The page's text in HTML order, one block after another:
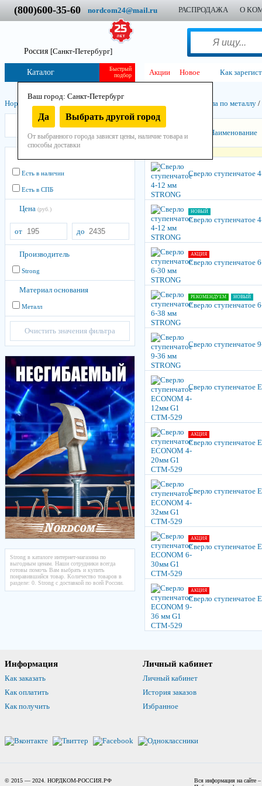
(800)600-35-60 nordcom24@mail.ru РАСПРОДАЖА О
Россия [Санкт-Петербург]
Ваш город: Санкт-Петербург
Да Выбрать другой город
От выбранного города зависят цены, наличие товара и
способы доставки
Быстрый
подбор
Каталог Акции Новое Как
Нордком Инструмент Остнастно-расходный Свёрла по металлу /
Strong
Есть в наличии
Есть в СПБ
Цена (руб.)
от до
Производитель
Strong
Материал основания
Металл
Очистить значения фильтра
Strong в каталоге интернет-магазина по
выгодным ценам. Наши сотрудники всегда
готовы помочь Вам выбрать и купить
понравившийся товар. Количество товаров в
разделе: 0. Strong с доставкой по всей России.
Наименование
Сверло ступенчатое
НОВЫЙ
Сверло ступенчатое
АКЦИЯ
Сверло ступенчатое
РЕКОМЕНДУЕМ НОВЫЙ
Сверло ступенчатое
Сверло ступенчатое
Сверло
АКЦИЯ
Сверло
Сверло
АКЦИЯ
Сверло
АКЦИЯ
Сверло
Информация
Как заказать
Как оплатить
Как получить
Личный кабинет
Личный кабинет
История заказов
Избранное
© 2015 — 2024. НОРДКОМ-РОССИЯ.РФ
Вся информация на сайте –